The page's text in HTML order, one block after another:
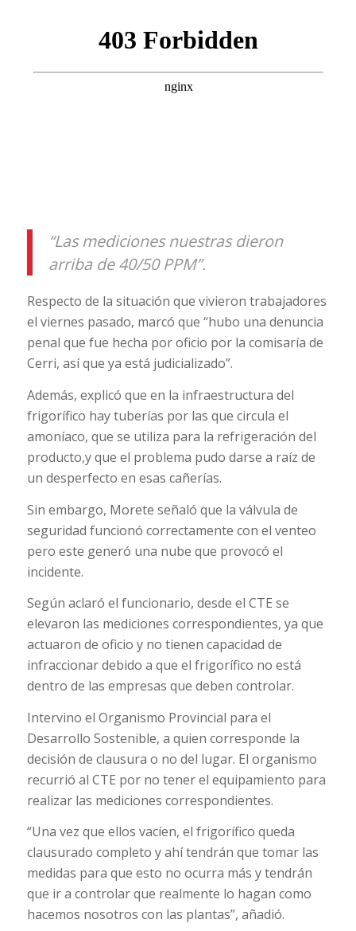
“Las mediciones nuestras dieron
arriba de 40/50 PPM”.
Respecto de la situación que vivieron trabajadores
el viernes pasado, marcó que “hubo una denuncia
penal que fue hecha por oficio por la comisaría de
Cerri, así que ya está judicializado”.
Además, explicó que en la infraestructura del
frigorífico hay tuberías por las que circula el
amoníaco, que se utiliza para la refrigeración del
producto,y que el problema pudo darse a raíz de
un desperfecto en esas cañerías.
Sin embargo, Morete señaló que la válvula de
seguridad funcionó correctamente con el venteo
pero este generó una nube que provocó el
incidente.
Según aclaró el funcionario, desde el CTE se
elevaron las mediciones correspondientes, ya que
actuaron de oficio y no tienen capacidad de
infraccionar debido a que el frigorífico no está
dentro de las empresas que deben controlar.
Intervino el Organismo Provincial para el
Desarrollo Sostenible, a quien corresponde la
decisión de clausura o no del lugar. El organismo
recurrió al CTE por no tener el equipamiento para
realizar las mediciones correspondientes.
“Una vez que ellos vacíen, el frigorífico queda
clausurado completo y ahí tendrán que tomar las
medidas para que esto no ocurra más y tendrán
que ir a controlar que realmente lo hagan como
hacemos nosotros con las plantas”, añadió.